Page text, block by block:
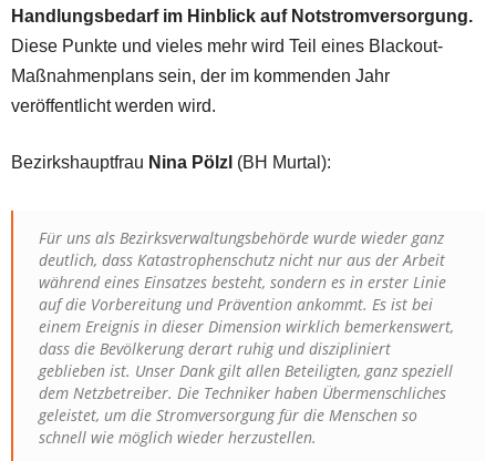
Handlungsbedarf im Hinblick auf Notstromversorgung.
Diese Punkte und vieles mehr wird Teil eines Blackout-
Maßnahmenplans sein, der im kommenden Jahr
veröffentlicht werden wird.
Bezirkshauptfrau Nina Pölzl (BH Murtal):
Für uns als Bezirksverwaltungsbehörde wurde wieder ganz
deutlich, dass Katastrophenschutz nicht nur aus der Arbeit
während eines Einsatzes besteht, sondern es in erster Linie
auf die Vorbereitung und Prävention ankommt. Es ist bei
einem Ereignis in dieser Dimension wirklich bemerkenswert,
dass die Bevölkerung derart ruhig und diszipliniert
geblieben ist. Unser Dank gilt allen Beteiligten, ganz speziell
dem Netzbetreiber. Die Techniker haben Übermenschliches
geleistet, um die Stromversorgung für die Menschen so
schnell wie möglich wieder herzustellen.